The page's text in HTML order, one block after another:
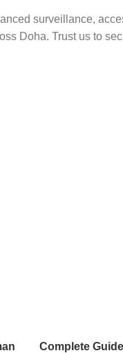
surveillance,
Doha. Trust us to
Complete